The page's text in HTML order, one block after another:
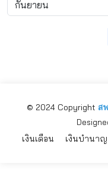
© 2024 Copyright ส
เงินเดือน เงินบำนาญ